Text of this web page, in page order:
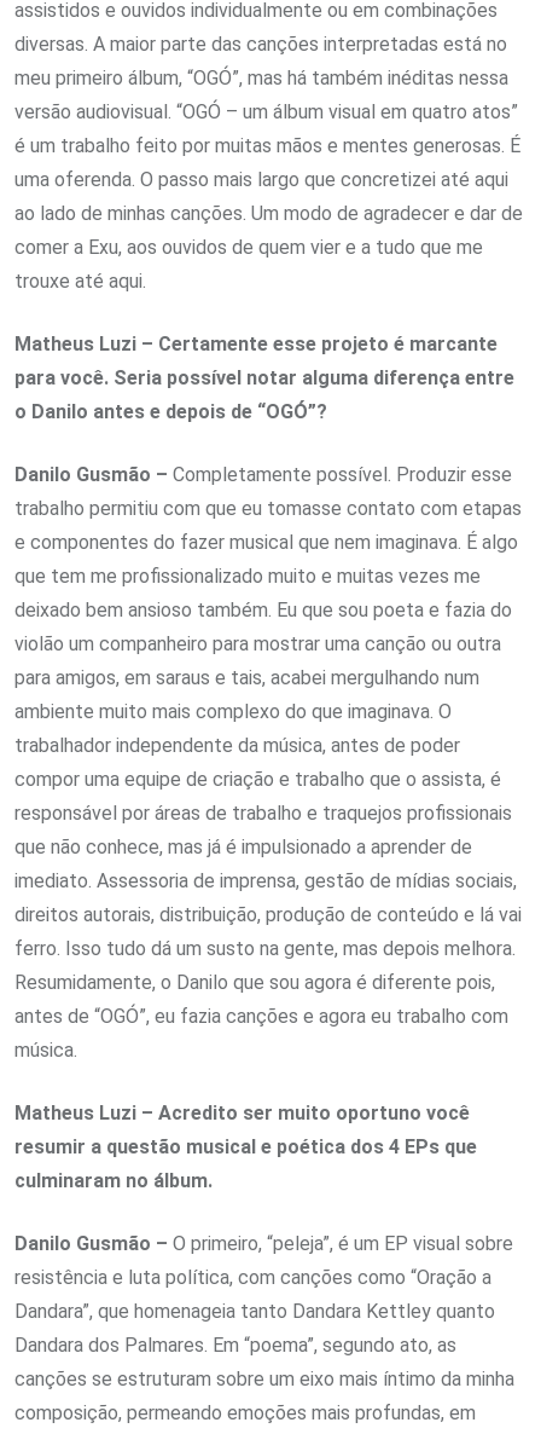
assistidos e ouvidos individualmente ou em combinações
diversas. A maior parte das canções interpretadas está no
meu primeiro álbum, “OGÓ”, mas há também inéditas nessa
versão audiovisual. “OGÓ – um álbum visual em quatro atos”
é um trabalho feito por muitas mãos e mentes generosas. É
uma oferenda. O passo mais largo que concretizei até aqui
ao lado de minhas canções. Um modo de agradecer e dar de
comer a Exu, aos ouvidos de quem vier e a tudo que me
trouxe até aqui.
Matheus Luzi – Certamente esse projeto é marcante
para você. Seria possível notar alguma diferença entre
o Danilo antes e depois de “OGÓ”?
Danilo Gusmão – Completamente possível. Produzir esse
trabalho permitiu com que eu tomasse contato com etapas
e componentes do fazer musical que nem imaginava. É algo
que tem me profissionalizado muito e muitas vezes me
deixado bem ansioso também. Eu que sou poeta e fazia do
violão um companheiro para mostrar uma canção ou outra
para amigos, em saraus e tais, acabei mergulhando num
ambiente muito mais complexo do que imaginava. O
trabalhador independente da música, antes de poder
compor uma equipe de criação e trabalho que o assista, é
responsável por áreas de trabalho e traquejos profissionais
que não conhece, mas já é impulsionado a aprender de
imediato. Assessoria de imprensa, gestão de mídias sociais,
direitos autorais, distribuição, produção de conteúdo e lá vai
ferro. Isso tudo dá um susto na gente, mas depois melhora.
Resumidamente, o Danilo que sou agora é diferente pois,
antes de “OGÓ”, eu fazia canções e agora eu trabalho com
música.
Matheus Luzi – Acredito ser muito oportuno você
resumir a questão musical e poética dos 4 EPs que
culminaram no álbum.
Danilo Gusmão – O primeiro, “peleja”, é um EP visual sobre
resistência e luta política, com canções como “Oração a
Dandara”, que homenageia tanto Dandara Kettley quanto
Dandara dos Palmares. Em “poema”, segundo ato, as
canções se estruturam sobre um eixo mais íntimo da minha
composição, permeando emoções mais profundas, em